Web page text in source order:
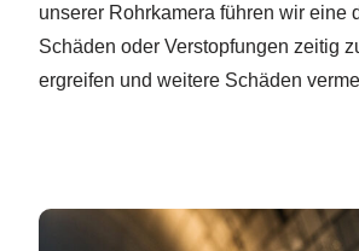
unserer Rohrkamera führen wir
Schäden oder Verstopfungen zeitig
ergreifen und weitere Schäden